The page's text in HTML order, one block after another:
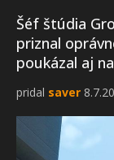
Šéf štúdia
priznal
poukázal aj
pridal saver